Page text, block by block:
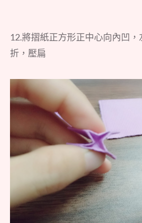
12.將摺紙正方形正中心向內凹
折，壓扁